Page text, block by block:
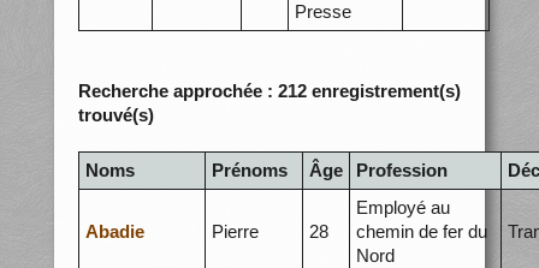
Presse
Recherche approchée : 212 enregistrement(s)
trouvé(s)
Noms Prénoms Âge Profession
Abadie Pierre 28
Employé au
chemin de fer du
Nord